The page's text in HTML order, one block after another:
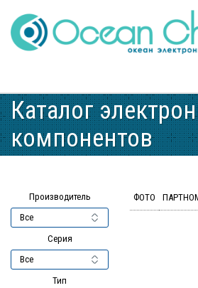
to
content
Каталог
компонентов
Производитель
Серия
Тип
ФОТО